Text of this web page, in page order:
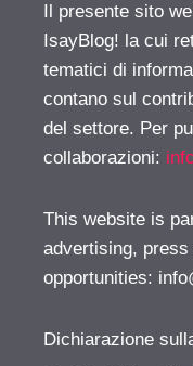
Il presente sito
IsayBlog! la cui
tematici di
contano sul
del settore. Per
collaborazioni:
This website is
advertising,
opportunities:
Dichiarazione